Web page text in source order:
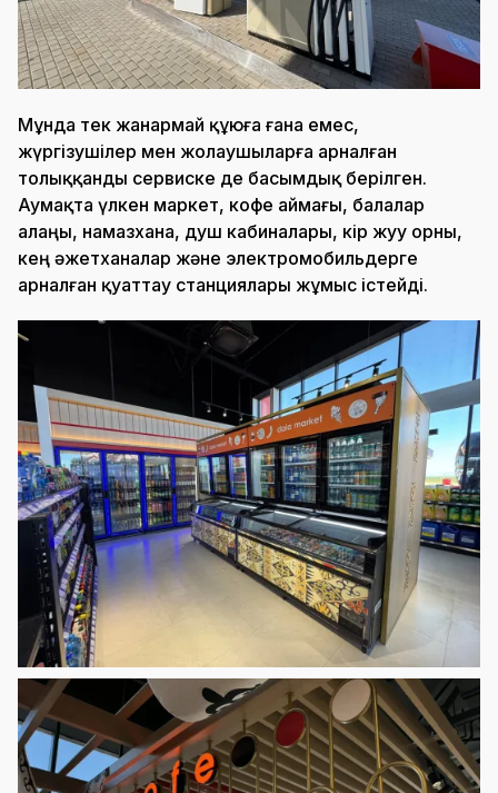
Мұнда тек жанармай құюға ғана емес,
жүргізушілер мен жолаушыларға арналған
толыққанды сервиске де басымдық берілген.
Аумақта үлкен маркет, кофе аймағы, балалар
алаңы, намазхана, душ кабиналары, кір жуу орны,
кең әжетханалар және электромобильдерге
арналған қуаттау станциялары жұмыс істейді.